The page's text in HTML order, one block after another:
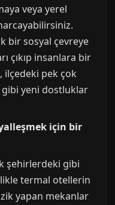
veya yerel
bir sosyal çevreye
çıkıp insanlara bir
ilçedeki pek çok
gibi yeni dostluklar
için bir
şehirlerdeki gibi
termal otellerin
yapan mekanlar